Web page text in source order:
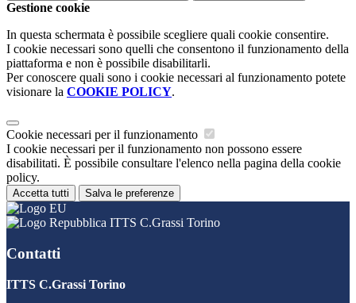
Gestione cookie
In questa schermata è possibile scegliere quali cookie consentire.
I cookie necessari sono quelli che consentono il funzionamento della
piattaforma e non è possibile disabilitarli.
Per conoscere quali sono i cookie necessari al funzionamento potete
visionare la COOKIE POLICY.
Cookie necessari per il funzionamento
I cookie necessari per il funzionamento non possono essere
disabilitati. È possibile consultare l'elenco nella pagina della cookie
policy.
Accetta tutti Salva le preferenze
ITTS C.Grassi Torino
Contatti
ITTS C.Grassi Torino